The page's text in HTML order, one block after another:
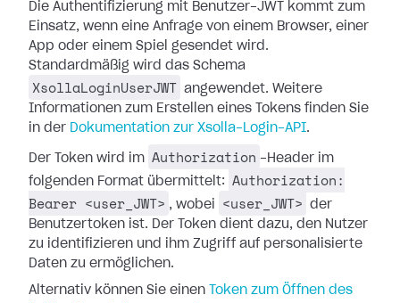
Die Authentifizierung mit Benutzer-JWT kommt zum
Einsatz, wenn eine Anfrage von einem Browser, einer
App oder einem Spiel gesendet wird.
Standardmäßig wird das Schema
XsollaLoginUserJWT angewendet. Weitere
Informationen zum Erstellen eines Tokens finden Sie
in der Dokumentation zur Xsolla-Login-API.
Der Token wird im Authorization -Header im
folgenden Format übermittelt:
Authorization:
Bearer <user_JWT> , wobei <user_JWT>
der
Benutzertoken ist. Der Token dient dazu, den Nutzer
zu identifizieren und ihm Zugriff auf personalisierte
Daten zu ermöglichen.
Alternativ können Sie einen
Token zum Öffnen des